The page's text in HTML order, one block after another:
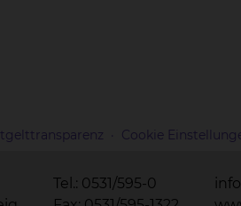
Cookie
Tel.: 0531/595-0